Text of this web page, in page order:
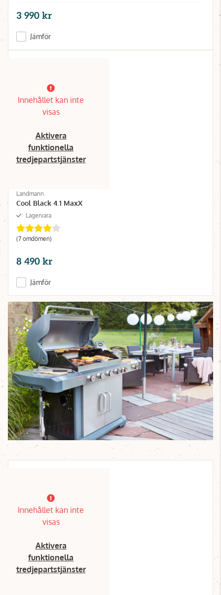
3 990 kr
Jämför
Innehållet kan inte
visas
Aktivera
funktionella
tredjepartstjänster
Landmann
Cool Black 4.1 MaxX
Lagervara
(7 omdömen)
8 490 kr
Jämför
Innehållet kan inte
visas
Aktivera
funktionella
tredjepartstjänster